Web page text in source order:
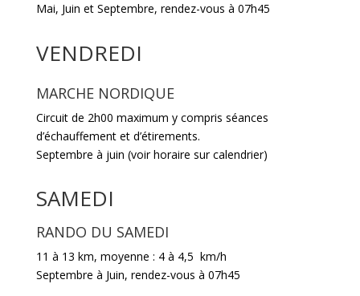
Mai, Juin et Septembre, rendez-vous à 07h45
VENDREDI
MARCHE NORDIQUE
Circuit de 2h00 maximum y compris séances
d’échauffement et d’étirements.
Septembre à juin (voir horaire sur calendrier)
SAMEDI
RANDO DU SAMEDI
11 à 13 km, moyenne : 4 à 4,5 km/h
Septembre à Juin, rendez-vous à 07h45